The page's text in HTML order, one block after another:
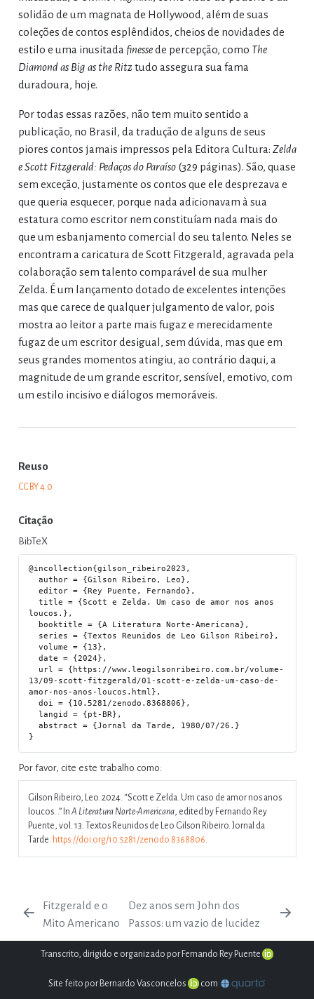
solidão de um magnata de Hollywood, além de suas
coleções de contos esplêndidos, cheios de novidades de
estilo e uma inusitada finessede percepção, como The
Diamond as Big as the Ritztudo assegura sua fama
duradoura, hoje.
Por todas essas razões, não tem muito sentido a
publicação, no Brasil, da tradução de alguns de seus
piores contos jamais impressos pela Editora Cultura: Zelda
e Scott Fitzgerald: Pedaços do Paraíso(329 páginas). São, quase
sem exceção, justamente os contos que ele desprezava e
que queria esquecer, porque nada adicionavam à sua
estatura como escritor nem constituíam nada mais do
que um esbanjamento comercial do seu talento. Neles se
encontram a caricatura de Scott Fitzgerald, agravada pela
colaboração sem talento comparável de sua mulher
Zelda. É um lançamento dotado de excelentes intenções
mas que carece de qualquer julgamento de valor, pois
mostra ao leitor a parte mais fugaz e merecidamente
fugaz de um escritor desigual, sem dúvida, mas que em
seus grandes momentos atingiu, ao contrário daqui, a
magnitude de um grande escritor, sensível, emotivo, com
um estilo incisivo e diálogos memoráveis.
Reuso
CC BY 4.0
Citação
BibTeX
@incollection{gilson_ribeiro2023,
  author = {Gilson Ribeiro, Leo},
  editor = {Rey Puente, Fernando},
  title = {Scott e Zelda. Um caso de amor nos anos
loucos.},
  volume = {13},
  date = {2024},
13/09-scott-fitzgerald/01-scott-e-zelda-um-caso-de-
amor-nos-anos-loucos.html},
  doi = {10.5281/zenodo.8368806},
  abstract = {Jornal da Tarde, 1980/07/26.}
Por favor, cite este trabalho como:
Gilson Ribeiro, Leo. 2024. “Scott e Zelda. Um caso de amor nos anos
loucos. .” InA Literatura Norte-Americana, edited by Fernando Rey
Puente, vol. 13. Textos Reunidos de Leo Gilson Ribeiro. Jornal da
Tarde. https://doi.org/10.5281/zenodo.8368806
Fitzgerald e o
Mito Americano
Dez anos sem John dos
Passos: um vazio de lucidez
Transcrito, dirigido e organizado por Fernando Rey Puente
Site feito por Bernardo Vasconcelos com